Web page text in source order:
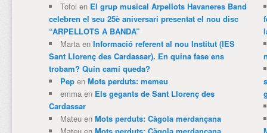
Tofol en El grup musical Arpellots Havaneres Band
celebren el seu 25è aniversari presentat el nou disc
“ARPELLOTS A BANDA”
Martaen Informació referent al nou Institut (IES
Sant Llorenç des Cardassar). En quina fase ens
trobam? Quin camí queda?
Pepen Mots perduts: memeu
emmaen Els gegants de Sant Llorenç des
Cardassar
Mateuen Mots perduts: Càgola merdançana